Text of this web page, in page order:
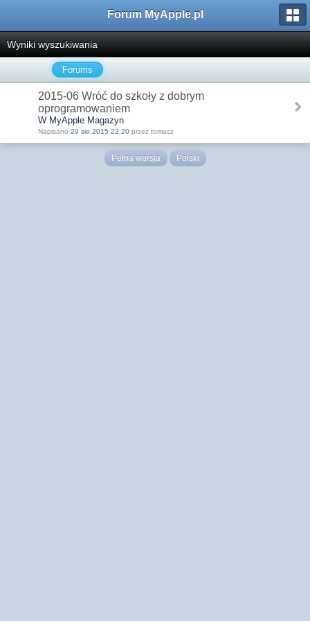
Forum MyApple.pl
Wyniki wyszukiwania
Forums
2015-06 Wróć do szkoły z dobrym
oprogramowaniem
W MyApple Magazyn
Napisano 29 sie 2015 22:20 przez tomasz
Pełna wersja Polski